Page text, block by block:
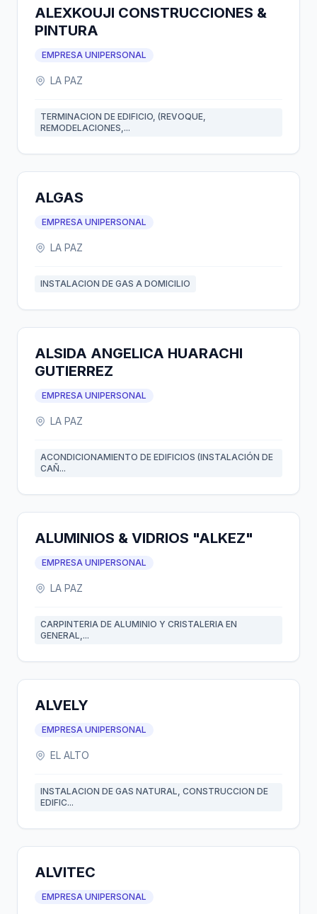
ALEXKOUJI CONSTRUCCIONES &
PINTURA
EMPRESA UNIPERSONAL
LA PAZ
TERMINACION DE EDIFICIO, (REVOQUE,
REMODELACIONES,...
ALGAS
EMPRESA UNIPERSONAL
LA PAZ
INSTALACION DE GAS A DOMICILIO
ALSIDA ANGELICA HUARACHI
GUTIERREZ
EMPRESA UNIPERSONAL
LA PAZ
ACONDICIONAMIENTO DE EDIFICIOS (INSTALACIÓN DE
CAÑ...
ALUMINIOS & VIDRIOS "ALKEZ"
EMPRESA UNIPERSONAL
LA PAZ
CARPINTERIA DE ALUMINIO Y CRISTALERIA EN
GENERAL,...
ALVELY
EMPRESA UNIPERSONAL
EL ALTO
INSTALACION DE GAS NATURAL, CONSTRUCCION DE
EDIFIC...
ALVITEC
EMPRESA UNIPERSONAL